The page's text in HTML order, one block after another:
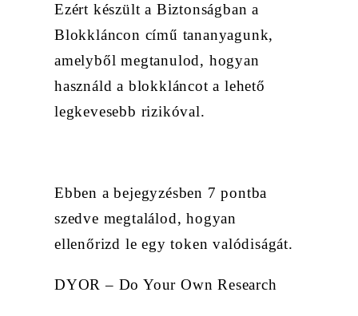
Ezért készült a Biztonságban a
Blokkláncon című tananyagunk,
amelyből megtanulod, hogyan
használd a blokkláncot a lehető
legkevesebb rizikóval.
Ebben a bejegyzésben 7 pontba
szedve megtalálod, hogyan
ellenőrizd le egy token valódiságát.
DYOR – Do Your Own Research